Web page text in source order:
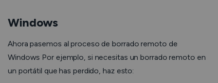
Windows
Ahora pasemos al proceso de borrado remoto de
Windows Por ejemplo, si necesitas un borrado remoto en
un portátil que has perdido, haz esto: